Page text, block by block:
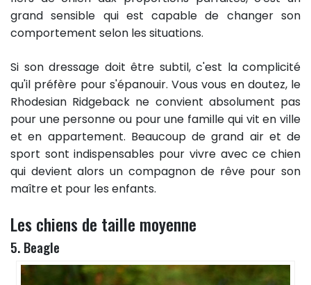
grand sensible qui est capable de changer son
comportement selon les situations.
Si son dressage doit être subtil, c'est la complicité
qu'il préfère pour s'épanouir. Vous vous en doutez, le
Rhodesian Ridgeback ne convient absolument pas
pour une personne ou pour une famille qui vit en ville
et en appartement. Beaucoup de grand air et de
sport sont indispensables pour vivre avec ce chien
qui devient alors un compagnon de rêve pour son
maître et pour les enfants.
Les chiens de taille moyenne
5. Beagle